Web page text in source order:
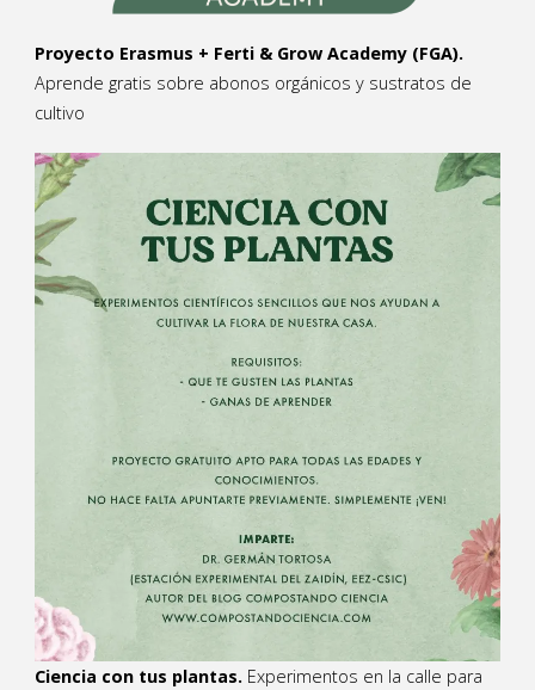
Proyecto Erasmus + Ferti & Grow Academy (FGA).
Aprende gratis sobre abonos orgánicos y sustratos de
cultivo
Ciencia con tus plantas. Experimentos en la calle para